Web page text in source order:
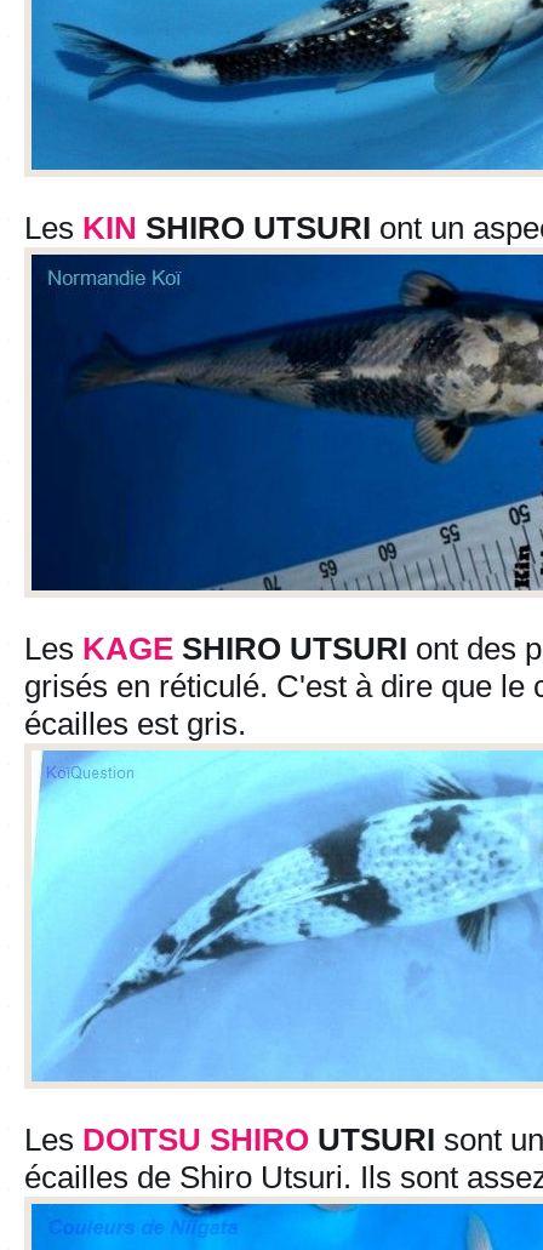
Les KIN SHIRO UTSURI ont un
Les KAGE SHIRO UTSURI ont des
grisés en réticulé. C'est à dire que le
écailles est gris.
Les DOITSU SHIRO UTSURI sont
écailles de Shiro Utsuri. Ils sont